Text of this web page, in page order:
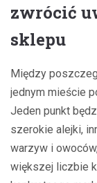
zwrócić
sklepu
Między
jednym mieście
Jeden punkt
szerokie alejki,
warzyw i
większej liczbie